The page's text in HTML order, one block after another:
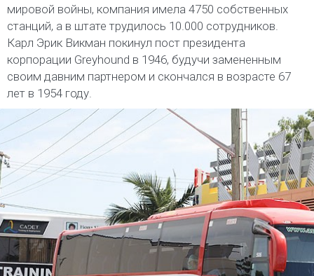
мировой войны, компания имела 4750 собственных
станций, а в штате трудилось 10.000 сотрудников.
Карл Эрик Викман покинул пост президента
корпорации Greyhound в 1946, будучи замененным
своим давним партнером и скончался в возрасте 67
лет в 1954 году.